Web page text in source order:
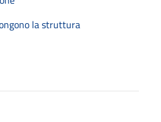
la struttura